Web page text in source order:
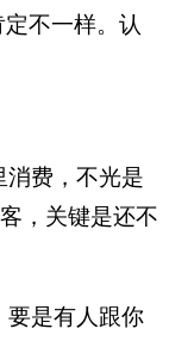
不一样。认
消费，不光是
，关键是还不
要是有人跟你